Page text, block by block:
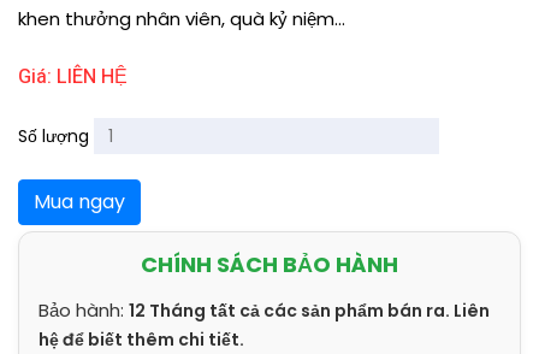
khen thưởng nhân viên, quà kỷ niệm...
Giá: LIÊN HỆ
Số lượng
Mua ngay
CHÍNH SÁCH BẢO HÀNH
Bảo hành: 12 Tháng tất cả các sản phẩm bán ra. Liên
hệ để biết thêm chi tiết.